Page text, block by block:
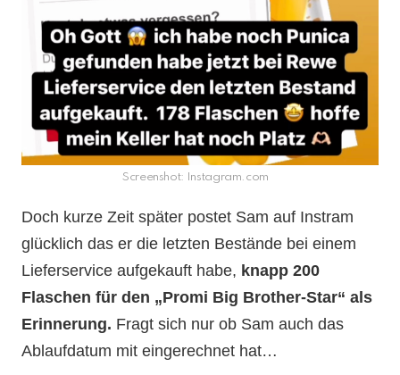
Screenshot: Instagram.com
Doch kurze Zeit später postet Sam auf Instram
glücklich das er die letzten Bestände bei einem
Lieferservice aufgekauft habe, knapp 200
Flaschen für den „Promi Big Brother-Star“ als
Erinnerung. Fragt sich nur ob Sam auch das
Ablaufdatum mit eingerechnet hat…